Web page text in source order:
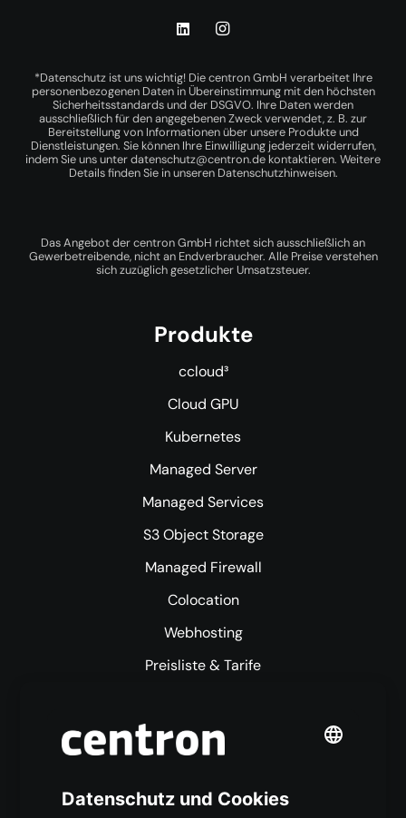
*Datenschutz ist uns wichtig! Die centron GmbH verarbeitet Ihre
personenbezogenen Daten in Übereinstimmung mit den höchsten
Sicherheitsstandards und der DSGVO. Ihre Daten werden
ausschließlich für den angegebenen Zweck verwendet, z. B. zur
Bereitstellung von Informationen über unsere Produkte und
Dienstleistungen. Sie können Ihre Einwilligung jederzeit widerrufen,
indem Sie uns unterdatenschutz@centron.de kontaktieren. Weitere
Details finden Sie in unseren Datenschutzhinweisen.
Das Angebot der centron GmbH richtet sich ausschließlich an
Gewerbetreibende, nicht an Endverbraucher. Alle Preise verstehen
sich zuzüglich gesetzlicher Umsatzsteuer.
Produkte
ccloud³
Cloud GPU
Kubernetes
Managed Server
Managed Services
S3 Object Storage
Managed Firewall
Colocation
Webhosting
Preisliste & Tarife
Mehr centron
High Availability